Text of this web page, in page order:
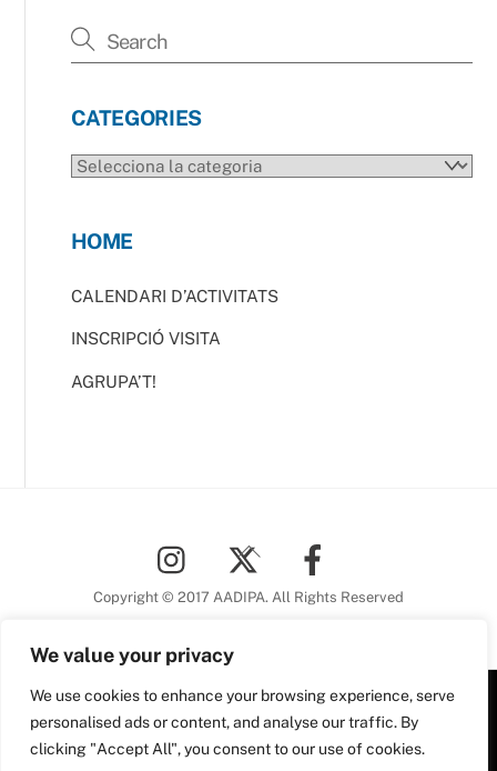
We value your privacy
We use cookies to enhance your browsing experience, serve
personalised ads or content, and analyse our traffic. By
clicking "Accept All", you consent to our use of cookies.
CATEGORIES
CATEGORIES
HOME
CALENDARI D’ACTIVITATS
INSCRIPCIÓ VISITA
AGRUPA’T!
To
Top
Copyright © 2017 AADIPA. All Rights Reserved
Plaça Nova, 5 6a planta
08002 Barcelona